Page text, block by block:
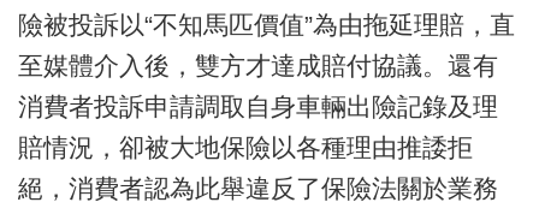
險被投訴以“不知馬匹價值”為由拖延理賠，直
至媒體介入後，雙方才達成賠付協議。還有
消費者投訴申請調取自身車輛出險記錄及理
賠情況，卻被大地保險以各種理由推諉拒
絕，消費者認為此舉違反了保險法關於業務